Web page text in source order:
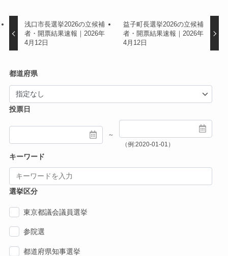
浅口市長選挙2026の立候補
者・開票結果速報｜2026年
4月12日
益子町長選挙2026の立候補
者・開票結果速報｜2026年
4月12日
都道府県
投票日
～
（例:2020-01-01）
キーワード
選挙区分
東京都議会議員選挙
参院選
都道府県知事選挙